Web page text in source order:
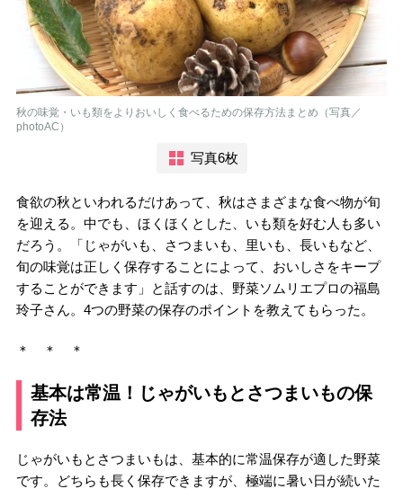
秋の味覚・いも類をよりおいしく食べるための保存方法まとめ（写真／
photoAC）
写真6枚
食欲の秋といわれるだけあって、秋はさまざまな食べ物が旬
を迎える。中でも、ほくほくとした、いも類を好む人も多い
だろう。「じゃがいも、さつまいも、里いも、長いもなど、
旬の味覚は正しく保存することによって、おいしさをキープ
することができます」と話すのは、野菜ソムリエプロの福島
玲子さん。4つの野菜の保存のポイントを教えてもらった。
＊ ＊ ＊
基本は常温！じゃがいもとさつまいもの保
存法
じゃがいもとさつまいもは、基本的に常温保存が適した野菜
です。どちらも長く保存できますが、極端に暑い日が続いた